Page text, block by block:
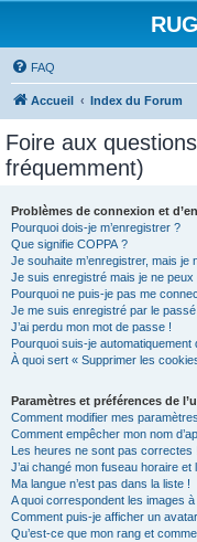
FAQ
Accueil Index du Forum
Foire aux
fréquemment)
Problèmes de connexion et
Pourquoi dois-je m’enregistrer ?
Que signifie COPPA ?
Je souhaite m’enregistrer, mais je
Je suis enregistré mais je ne
Pourquoi ne puis-je pas me
Je me suis enregistré par le
J’ai perdu mon mot de passe !
Pourquoi suis-je automatiquement
À quoi sert « Supprimer les
Paramètres et préférences de
Comment modifier mes
Comment empêcher mon nom
Les heures ne sont pas correctes !
J’ai changé mon fuseau horaire
Ma langue n’est pas dans la liste !
A quoi correspondent les images
Comment puis-je afficher un
Qu’est-ce que mon rang et